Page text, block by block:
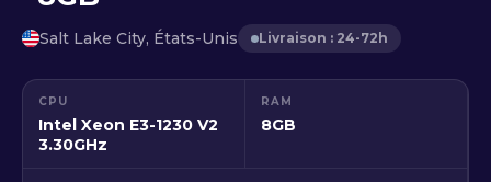
Actualité
Salt Lake City, États-Unis Livraison : 24-72h
CPU
Intel Xeon E3-1230 V2
3.30GHz
RAM
8GB